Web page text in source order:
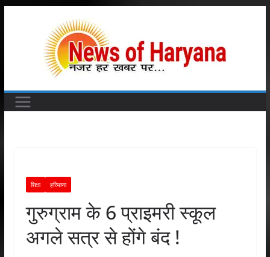
शिक्षा हरियाणा
गुरुग्राम के 6 प्राइमरी स्कूल
अगले सत्र से होंगे बंद !